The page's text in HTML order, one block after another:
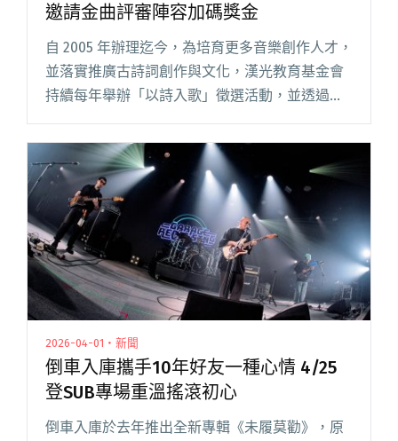
邀請金曲評審陣容加碼獎金
自 2005 年辦理迄今，為培育更多音樂創作人才，
並落實推廣古詩詞創作與文化，漢光教育基金會
持續每年舉辦「以詩入歌」徵選活動，並透過
供高額獎金，打造詩詞音樂創作品牌。 「舊愛新
歡——古詩詞音樂創作徵閱讀全文 "「舊愛新歡
——古詩詞音樂創作徵選」 邀請金曲評審陣容加
碼獎金"
2026-04-01・新聞
倒車入庫攜手10年好友一種心情 4/25
登SUB專場重溫搖滾初心
倒車入庫於去年推出全新專輯《未履莫勸》，原